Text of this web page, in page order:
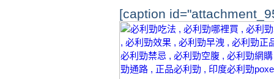
[caption